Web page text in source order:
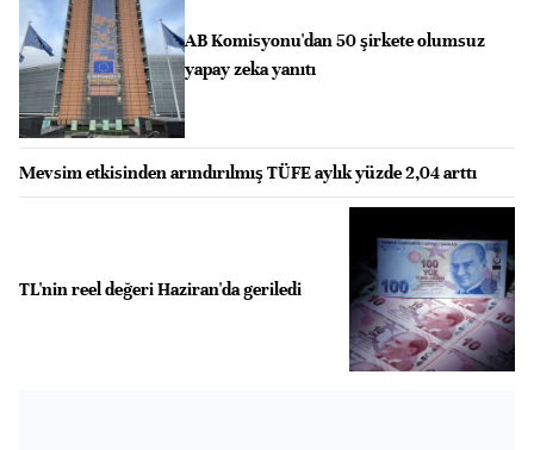
AB Komisyonu'dan 50 şirkete olumsuz
yapay zeka yanıtı
Mevsim etkisinden arındırılmış TÜFE aylık yüzde 2,04 arttı
TL'nin reel değeri Haziran'da geriledi